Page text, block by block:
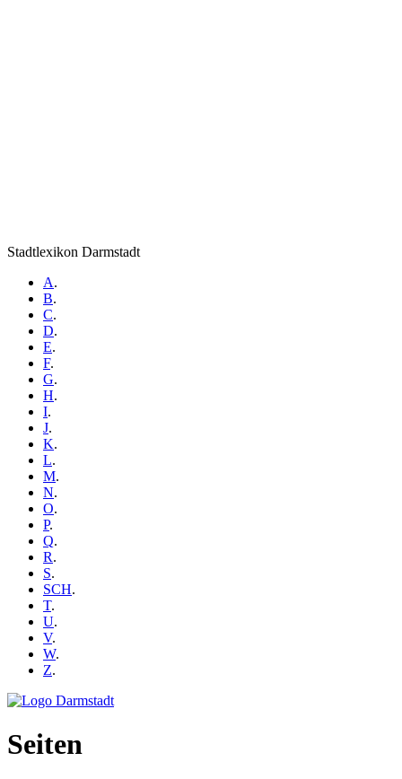
Stadtlexikon Darmstadt
A.
B.
C.
D.
E.
F.
G.
H.
I.
J.
K.
L.
M.
N.
O.
P.
Q.
R.
S.
SCH.
T.
U.
V.
W.
Z.
Seiten